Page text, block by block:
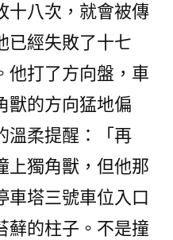
十八次，就會被傳
已經失敗了十七
他打了方向盤，車
獸的方向猛地偏
溫柔提醒：「再
上獨角獸，但他那
車塔三號車位入口
蘚的柱子。不是撞